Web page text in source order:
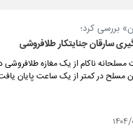
بررسی کرد؛
سارقان جنایتکار طلافروشی
ناکام از یک مغازه
مسلح در کمتر از یک ساعت پایان
۱۵